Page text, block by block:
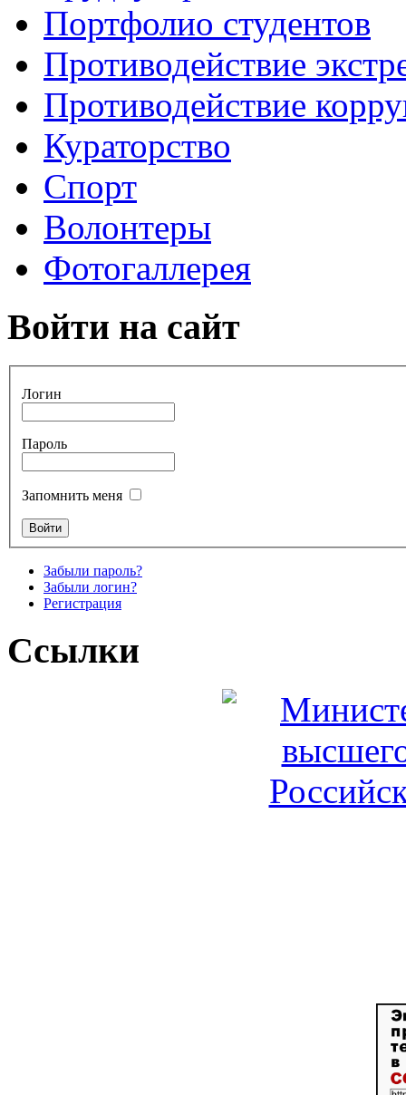
Портфолио студентов
Противодействие
Противодействие
Кураторство
Спорт
Волонтеры
Фотогаллерея
Войти на сайт
Логин
Пароль
Запомнить меня
Забыли пароль?
Забыли логин?
Регистрация
Ссылки